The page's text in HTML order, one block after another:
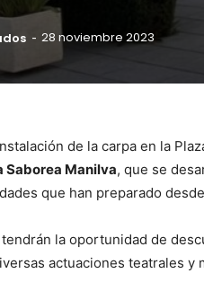
- 28 noviembre 2023
de la carpa en la
Saborea Manilva, que se
que han preparado
la oportunidad de
actuaciones teatrales y